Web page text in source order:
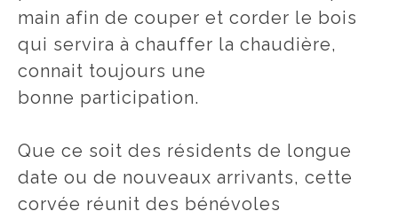
main afin de couper et corder le bois
qui servira à chauffer la chaudière,
connait toujours une
bonne participation.
Que ce soit des résidents de longue
date ou de nouveaux arrivants, cette
corvée réunit des bénévoles